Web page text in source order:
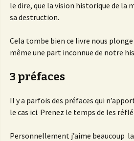
le dire, que la vision historique de la
sa destruction.
Cela tombe bien ce livre nous
même une part inconnue de notre
3 préfaces
Il y a parfois des préfaces qui
le cas ici. Prenez le temps de les
Personnellement j’aime beaucoup